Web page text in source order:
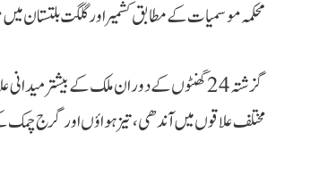
محکمہ موسمیات کے مطابق کشمیر اور گلگت بلتستان
گزشتہ 24 گھنٹوں کے دوران ملک کے بیشتر
مختلف علاقوں میں آندھی، تیز ہواؤں اور گرج چمک